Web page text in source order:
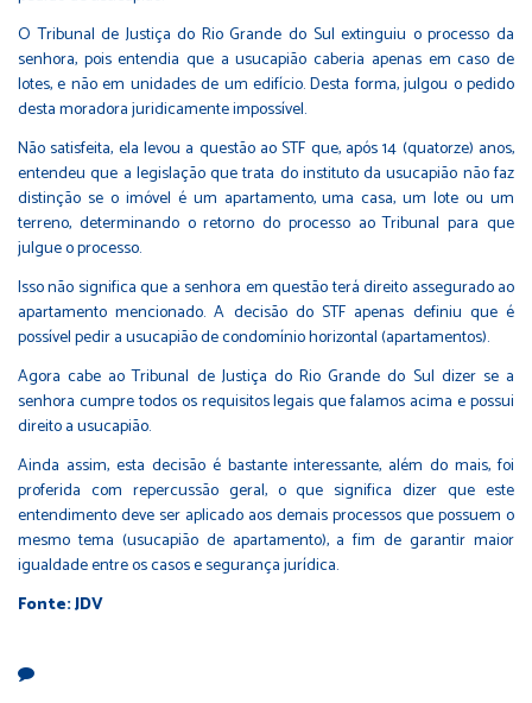
O Tribunal de Justiça do Rio Grande do Sul extinguiu o processo da
senhora, pois entendia que a usucapião caberia apenas em caso de
lotes, e não em unidades de um edifício. Desta forma, julgou o pedido
desta moradora juridicamente impossível.
Não satisfeita, ela levou a questão ao STF que, após 14 (quatorze) anos,
entendeu que a legislação que trata do instituto da usucapião não faz
distinção se o imóvel é um apartamento, uma casa, um lote ou um
terreno, determinando o retorno do processo ao Tribunal para que
julgue o processo.
Isso não significa que a senhora em questão terá direito assegurado ao
apartamento mencionado. A decisão do STF apenas definiu que é
possível pedir a usucapião de condomínio horizontal (apartamentos).
Agora cabe ao Tribunal de Justiça do Rio Grande do Sul dizer se a
senhora cumpre todos os requisitos legais que falamos acima e possui
direito a usucapião.
Ainda assim, esta decisão é bastante interessante, além do mais, foi
proferida com repercussão geral, o que significa dizer que este
entendimento deve ser aplicado aos demais processos que possuem o
mesmo tema (usucapião de apartamento), a fim de garantir maior
igualdade entre os casos e segurança jurídica.
Fonte: JDV